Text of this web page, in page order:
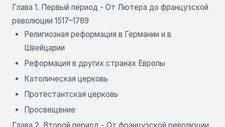
Глава 1. Первый период - От Лютера до французской
революции 1517–1789
Религиозная реформация в Германии и в
Швейцарии
Реформация в других странах Европы
Католическая церковь
Протестантская церковь
Просвещение